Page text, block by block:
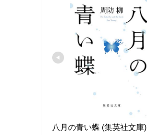
八月の青い蝶 (集英社文庫)